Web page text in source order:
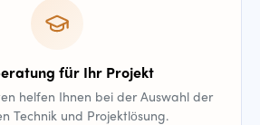
für Ihr Projekt
helfen Ihnen bei der Auswahl der
Technik und Projektlösung.